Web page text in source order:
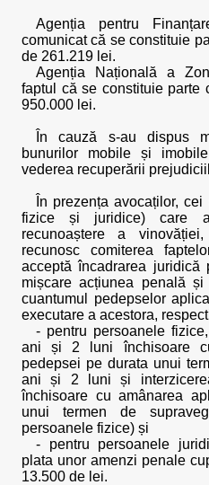
Agenția pentru
comunicat că se constituie
de 261.219 lei.
Agenția Națională a
faptul că se constituie
950.000 lei.
În cauză s-au dispus
bunurilor mobile și
vederea recuperării
În prezența avocaților,
fizice și juridice) care
recunoaștere a
recunosc comiterea
acceptă încadrarea
mișcare acțiunea penală
cuantumul pedepselor
executare a acestora,
- pentru persoanele
ani și 2 luni închisoare
pedepsei pe durata unui
ani și 2 luni și
închisoare cu amânarea
unui termen de
persoanele fizice) și
- pentru persoanele
plata unor amenzi penale
13.500 de lei.